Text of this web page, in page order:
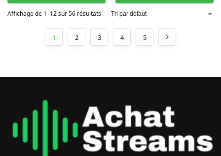
Affichage de 1–12 sur 56 résultats
1 2 3 4 5